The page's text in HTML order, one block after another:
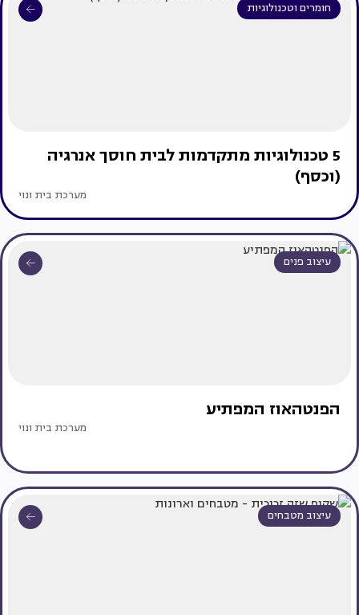
חומרים וטכנולוגיות
5 טכנולוגיות מתקדמות לבית חוסך אנרגיה
(וכסף)
מערכת בית ונוי
עיצוב פנים
הפנטהאוז המפתיע
מערכת בית ונוי
עיצוב מטבחים